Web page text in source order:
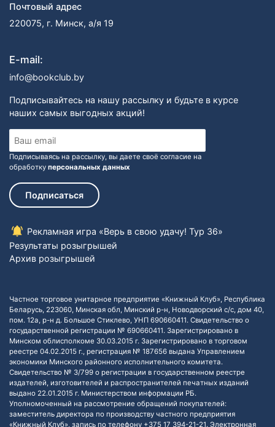
Почтовый адрес
220075, г. Минск, а/я 19
E-mail:
info@bookclub.by
Подписывайтесь на нашу рассылку и будьте в курсе
наших самых выгодных акций!
Подписываясь на рассылку, вы даете своё согласие на
обработку персональных данных
Подписаться
Рекламная игра «Верь в свою удачу! Тур 36»
Результаты розыгрышей
Архив розыгрышей
Частное торговое унитарное предприятие «Книжный Клуб», Республика
Беларусь, 223060, Минская обл, Минский р-н, Новодворский с/с, дом 40,
пом. 12а, р-н д. Большое Стиклево, УНП 690660411. Свидетельство о
государственной регистрации № 690660411. Зарегистрировано в
Минском облисполкоме 30.03.2015 г. Зарегистрировано в торговом
реестре 04.02.2015 г., регистрация № 187656 выдана Управлением
экономики Минского районного исполнительного комитета.
Свидетельство № 3/799 о регистрации в государственном реестре
издателей, изготовителей и распространителей печатных изданий
выдано 22.01.2015 г. Министерством информации РБ.
Уполномоченный на рассмотрение обращений покупателей:
заместитель директора по производству частного предприятия
«Книжный Клуб», запись по телефону +375 17 394-21-21. Электронная